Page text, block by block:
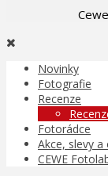
Novinky
Fotografie
Recenze
Fotorádce
Akce, slevy a
CEWE